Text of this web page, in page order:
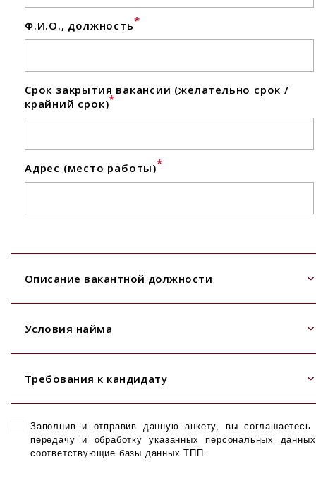
Ф.И.О., должность*
Срок закрытия вакансии (желательно срок /
крайний срок)*
Адрес (место работы)*
Описание вакантной должности
Условия найма
Требования к кандидату
Заполнив и отправив данную анкету, вы соглашаетесь
передачу и обработку указанных персональных
соответствующие базы данных ТПП.